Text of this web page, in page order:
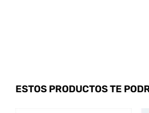
ESTOS PRODUCTOS TE